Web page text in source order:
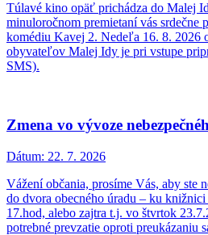
Túlavé kino opäť prichádza do Malej
minuloročnom premietaní vás srdečne
komédiu Kavej 2. Nedeľa 16. 8. 2026
obyvateľov Malej Idy je pri vstupe
SMS).
Zmena vo vývoze
Dátum: 22. 7. 2026
Vážení občania, prosíme Vás, aby ste
do dvora obecného úradu – ku
17.hod, alebo zajtra t.j. vo štvrtok
potrebné prevzatie oproti preukázaniu